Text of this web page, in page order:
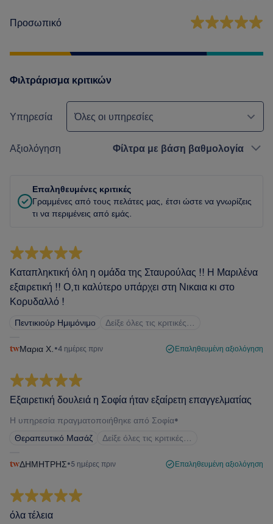
Προσωπικό
Φιλτράρισμα κριτικών
Υπηρεσία Όλες οι υπηρεσίες
Αξιολόγηση Φίλτρα με βάση βαθμολογία
Επαληθευμένες κριτικές
Γραμμένες από τους πελάτες μας, έτσι ώστε να γνωρίζεις
τι να περιμένεις από εμάς.
Καταπληκτική όλη η ομάδα της Σταυρούλας !! Η Μαριλένα
εξαιρετική !! Ο,τι καλύτερο υπάρχει στη Νικαια κι στο
Κορυδαλλό !
Πεντικιούρ Ημιμόνιμο Δείξε όλες τις κριτικές…
Μαρια Χ. •4 ημέρες πριν Επαληθευμένη αξιολόγηση
Εξαιρετική δουλειά η Σοφία ήταν εξαίρετη επαγγελματίας
Η υπηρεσία πραγματοποιήθηκε από Σοφία•
Θεραπευτικό Μασάζ
Δείξε όλες τις κριτικές…
ΔΗΜΗΤΡΗΣ•5 ημέρες πριν Επαληθευμένη αξιολόγηση
όλα τέλεια